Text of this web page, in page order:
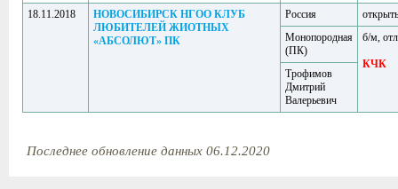
18.11.2018
НОВОСИБИРСК НГОО КЛУБ
ЛЮБИТЕЛЕЙ ЖИОТНЫХ
«АБСОЛЮТ» ПК
Россия
Монопородная
(ПК)
б/м,
КЧК
Трофимов
Дмитрий
Валерьевич
Последнее обновление данных 06.12.2020